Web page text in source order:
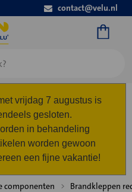
contact@velu.nl
vrijdag 7 augustus is
gesloten.
in behandeling
worden gewoon
een fijne vakantie!
componenten Brandkleppen